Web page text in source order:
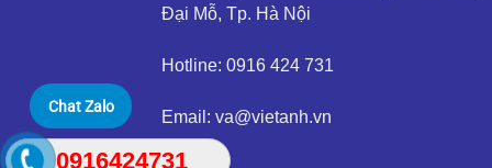
Đại Mỗ, Tp. Hà Nội
Hotline: 0916 424 731
Email: va@vietanh.vn
Chat Zalo
0916424731